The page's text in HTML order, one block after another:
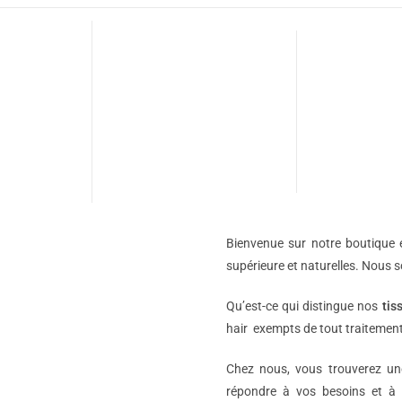
Bienvenue sur notre boutique
supérieure et naturelles. Nous
Qu’est-ce qui distingue nos
hair exempts de tout
Chez nous, vous trouverez
répondre à vos besoins et à